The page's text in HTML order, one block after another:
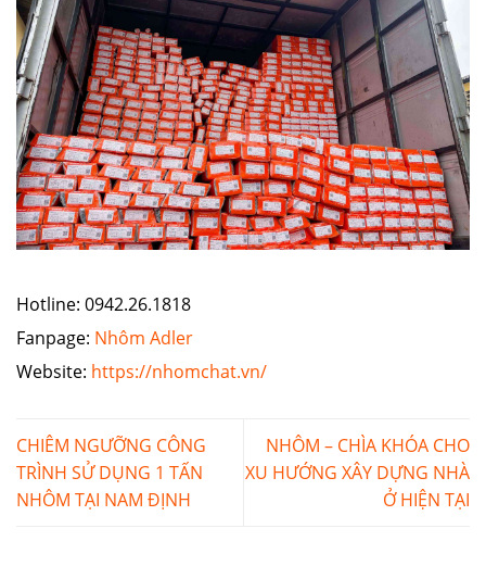
Hotline: 0942.26.1818
Fanpage: Nhôm Adler
Website: https://nhomchat.vn/
CHIÊM NGƯỠNG CÔNG
TRÌNH SỬ DỤNG 1 TẤN
NHÔM TẠI NAM ĐỊNH
NHÔM – CHÌA KHÓA CHO
XU HƯỚNG XÂY DỰNG NHÀ
Ở HIỆN TẠI